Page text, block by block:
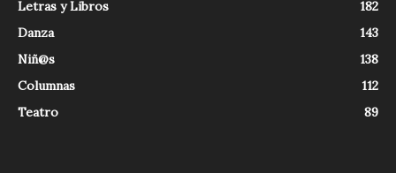
Letras y Libros
182
Danza
143
Niñ@s
138
Columnas
112
Teatro
89